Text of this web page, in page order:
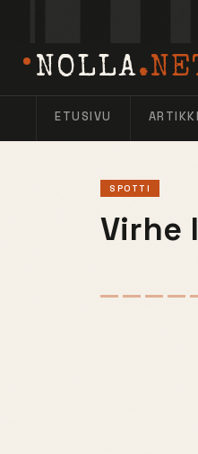
NOLLA
ETUSIVU
SPOTTI
Virhe